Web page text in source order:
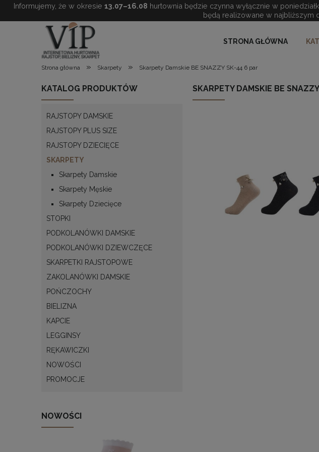
Informujemy, że w okresie 13.07–16.08 hurtownia będzie czynna wyłącznie w
będą realizowane w najbliższym
STRONA GŁÓWNA
Strona główna » Skarpety » Skarpety Damskie BE SNAZZY SK-44 6 par
KATALOG PRODUKTÓW
RAJSTOPY DAMSKIE
RAJSTOPY PLUS SIZE
RAJSTOPY DZIECIĘCE
SKARPETY
Skarpety Damskie
Skarpety Męskie
Skarpety Dziecięce
STOPKI
PODKOLANÓWKI DAMSKIE
PODKOLANÓWKI DZIEWCZĘCE
SKARPETKI RAJSTOPOWE
ZAKOLANÓWKI DAMSKIE
POŃCZOCHY
BIELIZNA
KAPCIE
LEGGINSY
RĘKAWICZKI
NOWOŚCI
PROMOCJE
NOWOŚCI
SKARPETY DAMSKIE BE